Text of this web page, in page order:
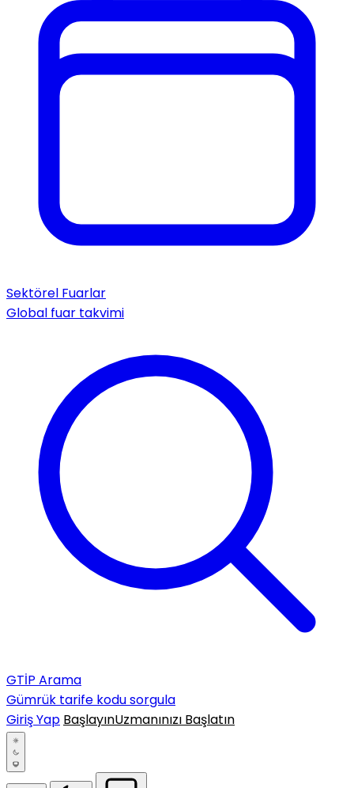
Sektörel Fuarlar
Global fuar takvimi
GTİP Arama
Gümrük tarife kodu sorgula
Giriş Yap BaşlayınUzmanınızı Başlatın